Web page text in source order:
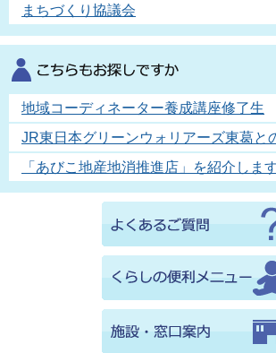
まちづくり協議会
地域コーディネーター養成講座修了生
JR東日本グリーンウォリアーズ東葛と
「あびこ地産地消推進店」を紹介します